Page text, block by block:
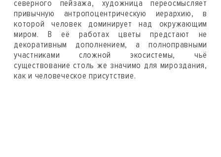
северного пейзажа, художница переосмысляет
привычную антропоцентрическую иерархию, в
которой человек доминирует над окружающим
миром. В её работах цветы предстают не
декоративным дополнением, а полноправными
участниками сложной экосистемы, чьё
существование столь же значимо для мироздания,
как и человеческое присутствие.